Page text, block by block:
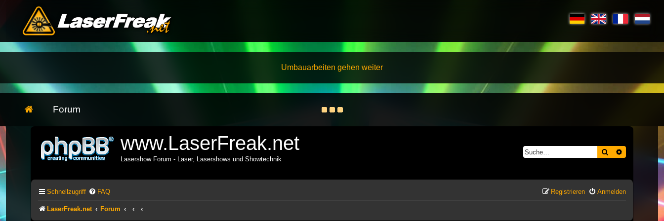
Umbauarbeiten gehen weiter
Forum
www.LaserFreak.net
Lasershow Forum - Laser, Lasershows und Showtechnik
Suche
Schnellzugriff FAQ Anmelden
Registrieren
LaserFreak.net Forum